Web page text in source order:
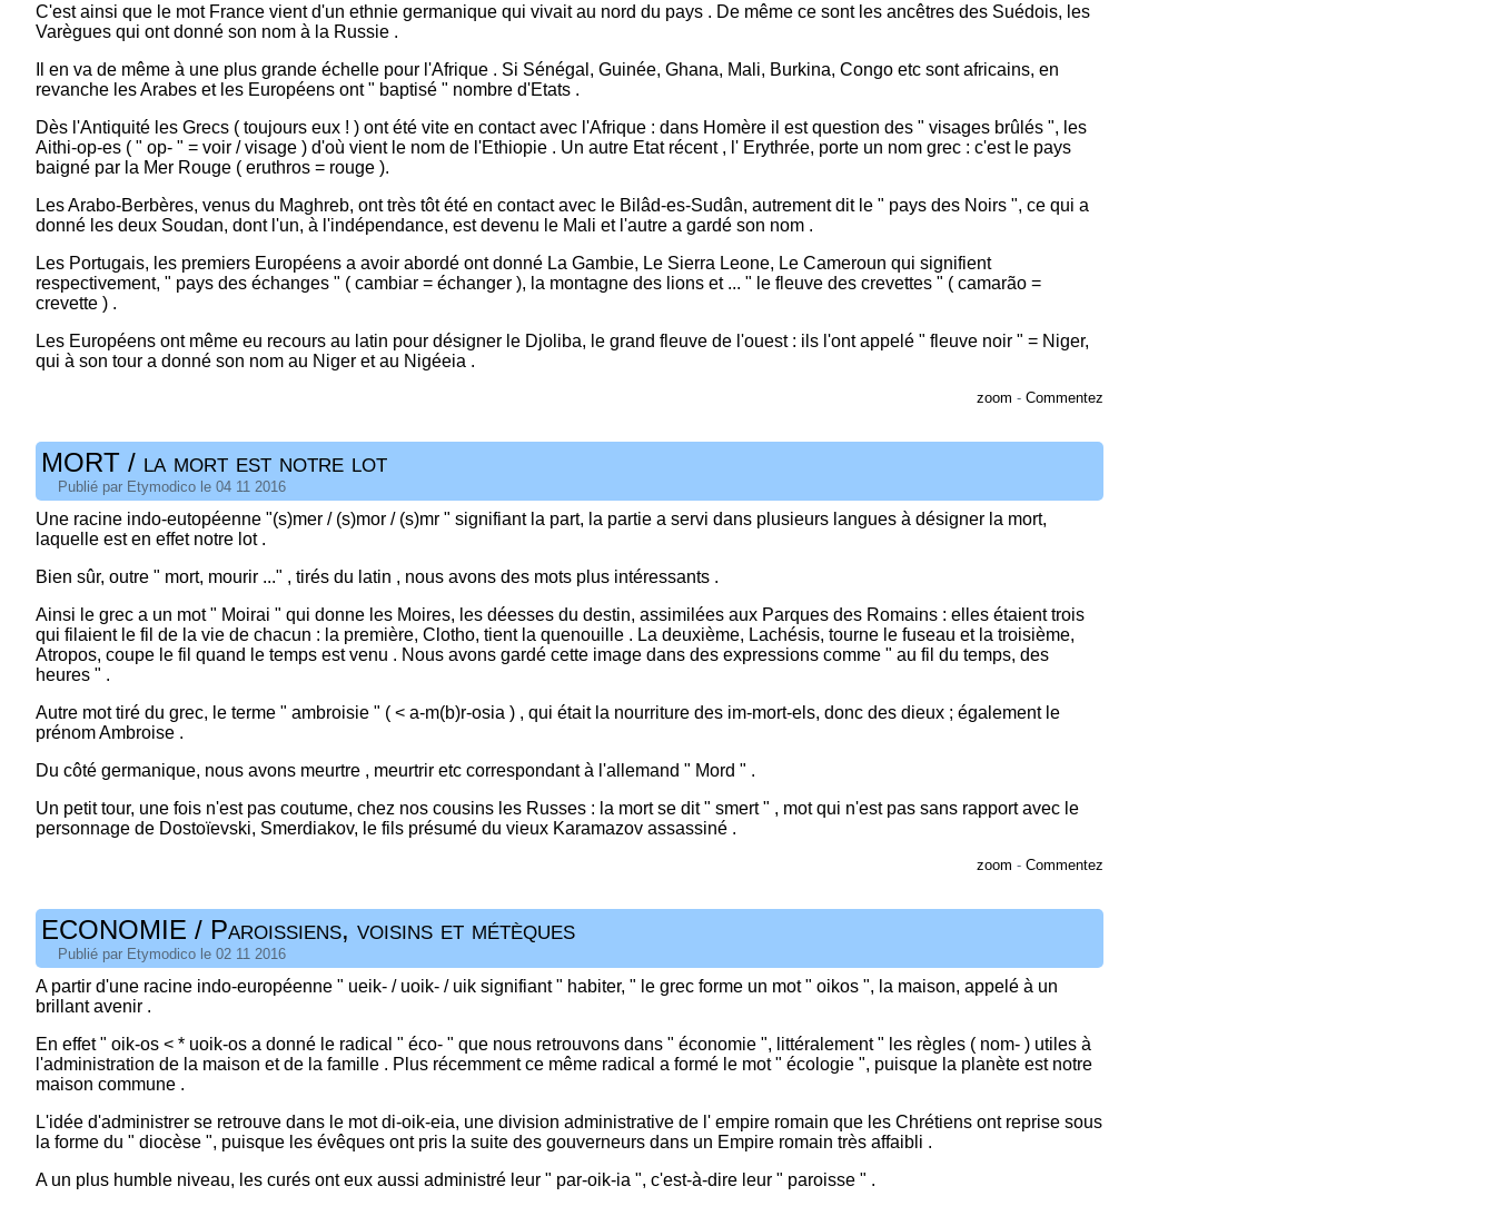
C'est ainsi que le mot France vient d'un ethnie germanique qui vivait au nord du pays . De même ce sont les ancêtres des Suédois, les
Varègues qui ont donné son nom à la Russie .
Il en va de même à une plus grande échelle pour l'Afrique . Si Sénégal, Guinée, Ghana, Mali, Burkina, Congo etc sont africains, en
revanche les Arabes et les Européens ont " baptisé " nombre d'Etats .
Dès l'Antiquité les Grecs ( toujours eux ! ) ont été vite en contact avec l'Afrique : dans Homère il est question des " visages brûlés ", les
Aithi-op-es ( " op- " = voir / visage ) d'où vient le nom de l'Ethiopie . Un autre Etat récent , l' Erythrée, porte un nom grec : c'est le pays
baigné par la Mer Rouge ( eruthros = rouge ).
Les Arabo-Berbères, venus du Maghreb, ont très tôt été en contact avec le Bilâd-es-Sudân, autrement dit le " pays des Noirs ", ce qui a
donné les deux Soudan, dont l'un, à l'indépendance, est devenu le Mali et l'autre a gardé son nom .
Les Portugais, les premiers Européens a avoir abordé ont donné La Gambie, Le Sierra Leone, Le Cameroun qui signifient
respectivement, " pays des échanges " ( cambiar = échanger ), la montagne des lions et ... " le fleuve des crevettes " ( camarão =
crevette ) .
Les Européens ont même eu recours au latin pour désigner le Djoliba, le grand fleuve de l'ouest : ils l'ont appelé " fleuve noir " = Niger,
qui à son tour a donné son nom au Niger et au Nigéeia .
zoom - Commentez
MORT / la mort est notre lot
Publié par Etymodico le 04 11 2016
Une racine indo-eutopéenne "(s)mer / (s)mor / (s)mr " signifiant la part, la partie a servi dans plusieurs langues à désigner la mort,
laquelle est en effet notre lot .
Bien sûr, outre " mort, mourir ..." , tirés du latin , nous avons des mots plus intéressants .
Ainsi le grec a un mot " Moirai " qui donne les Moires, les déesses du destin, assimilées aux Parques des Romains : elles étaient trois
qui filaient le fil de la vie de chacun : la première, Clotho, tient la quenouille . La deuxième, Lachésis, tourne le fuseau et la troisième,
Atropos, coupe le fil quand le temps est venu . Nous avons gardé cette image dans des expressions comme " au fil du temps, des
heures " .
Autre mot tiré du grec, le terme " ambroisie " ( < a-m(b)r-osia ) , qui était la nourriture des im-mort-els, donc des dieux ; également le
prénom Ambroise .
Du côté germanique, nous avons meurtre , meurtrir etc correspondant à l'allemand " Mord " .
Un petit tour, une fois n'est pas coutume, chez nos cousins les Russes : la mort se dit " smert " , mot qui n'est pas sans rapport avec le
personnage de Dostoïevski, Smerdiakov, le fils présumé du vieux Karamazov assassiné .
zoom - Commentez
ECONOMIE / Paroissiens, voisins et métèques
Publié par Etymodico le 02 11 2016
A partir d'une racine indo-européenne " ueik- / uoik- / uik signifiant " habiter, " le grec forme un mot " oikos ", la maison, appelé à un
brillant avenir .
En effet " oik-os < * uoik-os a donné le radical " éco- " que nous retrouvons dans " économie ", littéralement " les règles ( nom- ) utiles à
l'administration de la maison et de la famille . Plus récemment ce même radical a formé le mot " écologie ", puisque la planète est notre
maison commune .
L'idée d'administrer se retrouve dans le mot di-oik-eia, une division administrative de l' empire romain que les Chrétiens ont reprise sous
la forme du " diocèse ", puisque les évêques ont pris la suite des gouverneurs dans un Empire romain très affaibli .
A un plus humble niveau, les curés ont eux aussi administré leur " par-oik-ia ", c'est-à-dire leur " paroisse " .